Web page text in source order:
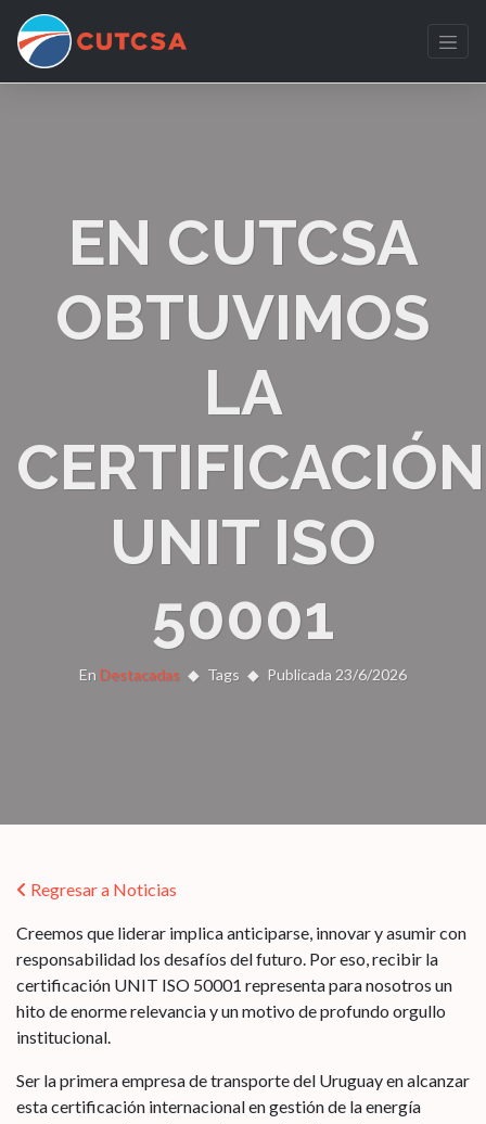
EN CUTCSA
OBTUVIMOS
LA
CERTIFICACIÓN
UNIT ISO
50001
En Destacadas Tags Publicada 23/6/2026
Regresar a Noticias
Creemos que liderar implica anticiparse, innovar y asumir con
responsabilidad los desafíos del futuro. Por eso, recibir la
certificación UNIT ISO 50001 representa para nosotros un
hito de enorme relevancia y un motivo de profundo orgullo
institucional.
Ser la primera empresa de transporte del Uruguay en alcanzar
esta certificación internacional en gestión de la energía